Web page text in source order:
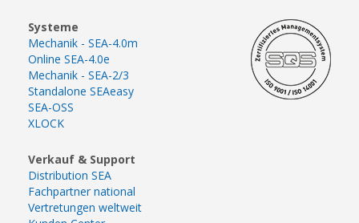
Systeme
Mechanik - SEA-4.0m
Online SEA-4.0e
Mechanik - SEA-2/3
Standalone SEAeasy
SEA-OSS
XLOCK
Verkauf & Support
Distribution SEA
Fachpartner national
Vertretungen weltweit